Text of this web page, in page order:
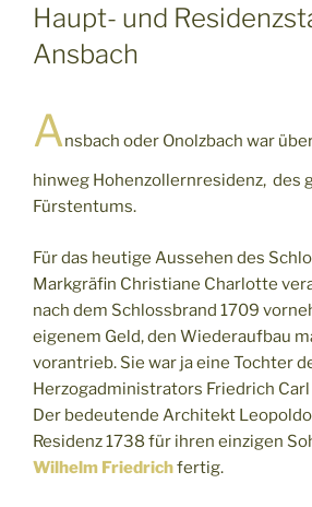
Haupt- und
Ansbach
Ansbach oder Onolzbach war
hinweg Hohenzollernresidenz, des
Fürstentums.
Für das heutige Aussehen des
Markgräfin Christiane Charlotte
nach dem Schlossbrand 1709
eigenem Geld, den Wiederaufbau
vorantrieb. Sie war ja eine Tochter
Herzogadministrators Friedrich
Der bedeutende Architekt
Residenz 1738 für ihren einzigen
Wilhelm Friedrichfertig.